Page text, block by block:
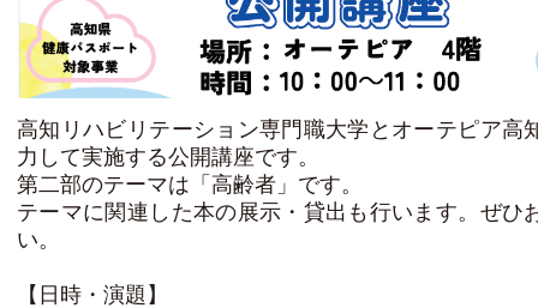
高知リハビリテーション専門職大学とオーテピア高
力して実施する公開講座です。
第二部のテーマは「高齢者」です。
テーマに関連した本の展示・貸出も行います。ぜひ
い。
【日時・演題】